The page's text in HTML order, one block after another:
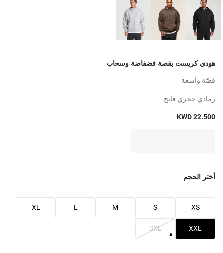
هودي كريست بقصة فضفاضة وسحاب
قصّة واسعة
رمادي حجري فاتح
KWD 22.500
أختر الحجم
XS
S
M
L
XL
XXL
3XL